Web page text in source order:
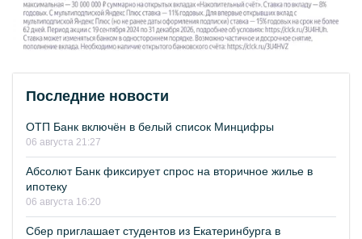
Последние новости
ОТП Банк включён в белый список Минцифры
06 августа 21:27
Абсолют Банк фиксирует спрос на вторичное жилье в
ипотеку
06 августа 16:20
Сбер приглашает студентов из Екатеринбурга в